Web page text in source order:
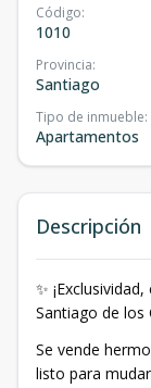
Código:
1010
Provincia:
Santiago
Tipo de inmueble:
Apartamentos
Descripción
✨
Santiago de los
Se vende
listo para